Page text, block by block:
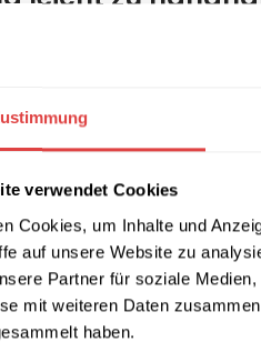
verwendet Cookies
Cookies, um Inhalte und
auf unsere Website zu
Partner für soziale
mit weiteren Daten
haben.
Durchlauf.